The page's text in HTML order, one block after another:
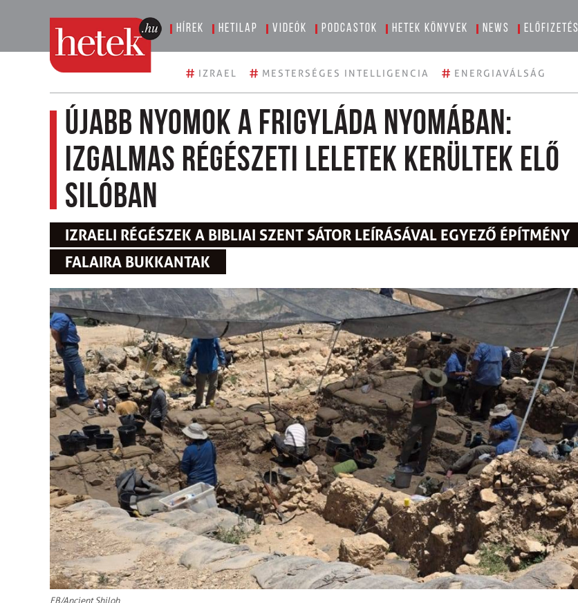
Hírek Hetilap Videók Podcastok Hetek könyvek News Előfizetés
# IZRAEL # MESTERSÉGES INTELLIGENCIA # ENERGIAVÁLSÁG
Újabb nyomok a Frigyláda nyomában:
izgalmas régészeti leletek kerültek elő
Silóban
IZRAELI RÉGÉSZEK A BIBLIAI SZENT SÁTOR LEÍRÁSÁVAL EGYEZŐ ÉPÍTMÉNY
FALAIRA BUKKANTAK
FB/Ancient Shiloh